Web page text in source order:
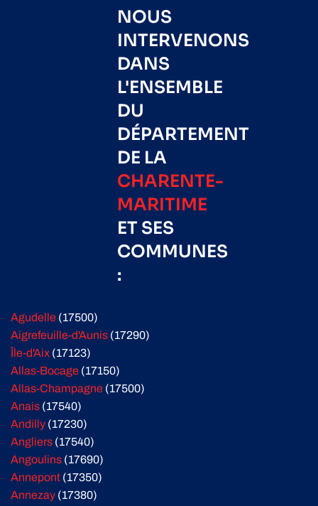
NOUS
INTERVENONS
DANS
L'ENSEMBLE
DU
DÉPARTEMENT
DE LA
CHARENTE-
MARITIME
ET SES
COMMUNES
:
Agudelle (17500)
Aigrefeuille-d'Aunis (17290)
Île-d'Aix (17123)
Allas-Bocage (17150)
Allas-Champagne (17500)
Anais (17540)
Andilly (17230)
Angliers (17540)
Angoulins (17690)
Annepont (17350)
Annezay (17380)